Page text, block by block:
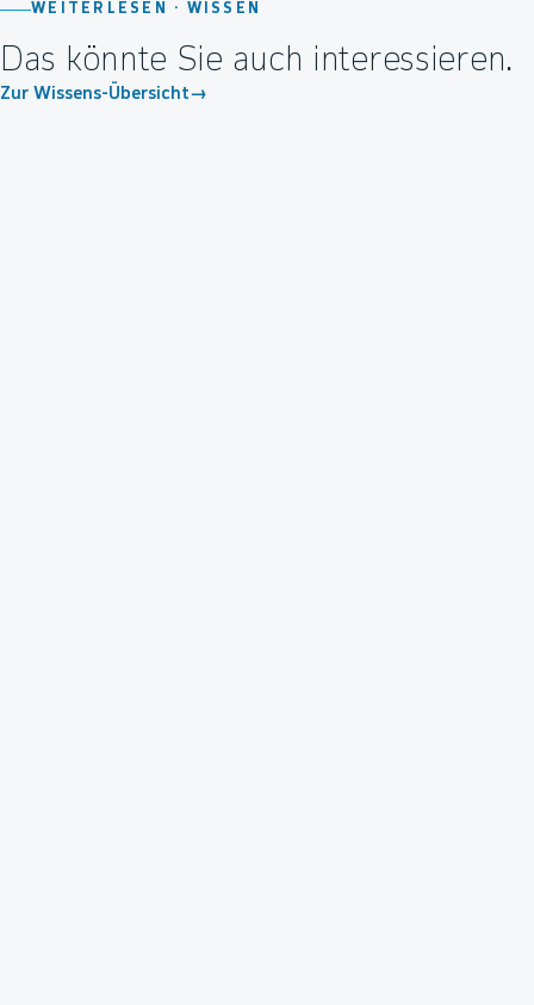
WEITERLESEN · WISSEN
Das könnte Sie auch interessieren.
Zur Wissens-Übersicht→